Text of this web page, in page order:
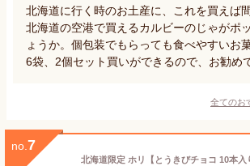
北海道に行く時のお土産に、これを買えば
北海道の空港で買えるカルビーのじゃがポ
ょうか。個包装でもらっても食べやすいお
6袋、2個セット買いができるので、お勧め
全てのお
no. 7
北海道限定 ホリ【とうきびチョコ 10本入